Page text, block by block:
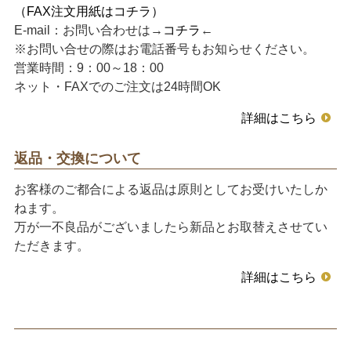
（FAX注文用紙はコチラ）
E-mail：お問い合わせは→ コチラ ←
※お問い合せの際はお電話番号もお知らせください。
営業時間：9：00～18：00
ネット・FAXでのご注文は24時間OK
詳細はこちら
返品・交換について
お客様のご都合による返品は原則としてお受けいたしか
ねます。
万が一不良品がございましたら新品とお取替えさせてい
ただきます。
詳細はこちら